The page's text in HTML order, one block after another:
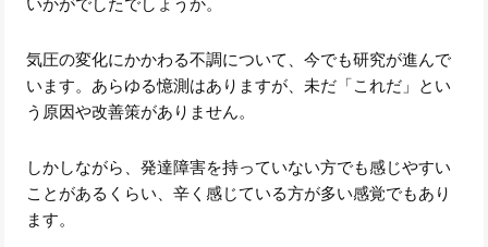
気圧の変化にかかわる不調について、今でも研究が進んで
います。あらゆる憶測はありますが、未だ「これだ」とい
う原因や改善策がありません。
しかしながら、発達障害を持っていない方でも感じやすい
ことがあるくらい、辛く感じている方が多い感覚でもあり
ます。